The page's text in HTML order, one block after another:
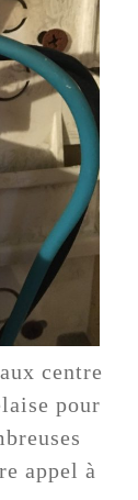
centre
pour
appel à